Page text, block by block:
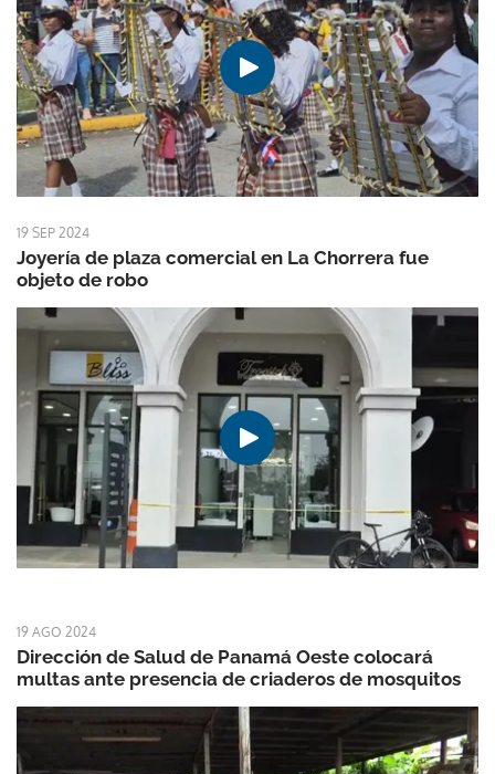
19 SEP 2024
Joyería de plaza comercial en La Chorrera fue
objeto de robo
19 AGO 2024
Dirección de Salud de Panamá Oeste colocará
multas ante presencia de criaderos de mosquitos